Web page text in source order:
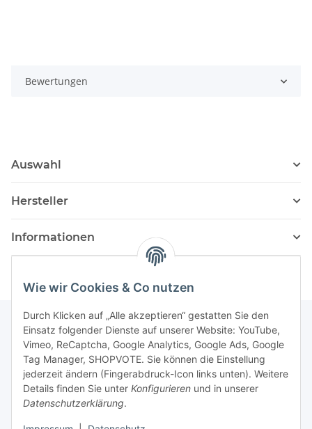
Wie wir Cookies & Co nutzen
Durch Klicken auf „Alle akzeptieren“ gestatten Sie den
Einsatz folgender Dienste auf unserer Website: YouTube,
Vimeo, ReCaptcha, Google Analytics, Google Ads, Google
Tag Manager, SHOPVOTE. Sie können die Einstellung
jederzeit ändern (Fingerabdruck-Icon links unten). Weitere
Details finden Sie unter Konfigurieren und in unserer
Datenschutzerklärung.
Bewertungen
Auswahl
Hersteller
Informationen
Newsletter Abonnieren
Bitte senden Sie mir entsprechend Ihrer
Datenschutzerklärung
regelmäßig und jederzeit widerruflich
Informationen zu Ihrem Produktsortiment per E-Mail zu.